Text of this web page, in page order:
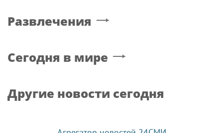
Развлечения
Сегодня в мире
Другие новости сегодня